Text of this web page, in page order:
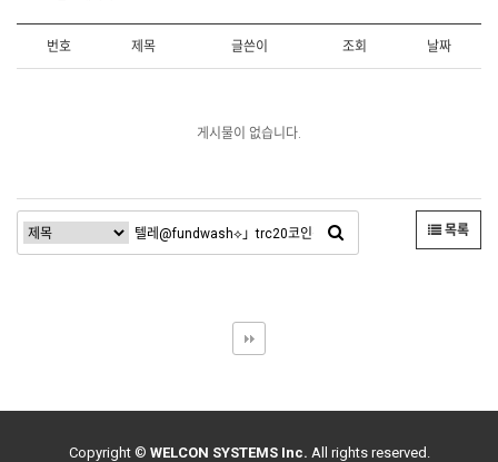
번호 제목 글쓴이 조회 날짜
게시물이 없습니다.
목록
Copyright © WELCON SYSTEMS Inc. All rights reserved.